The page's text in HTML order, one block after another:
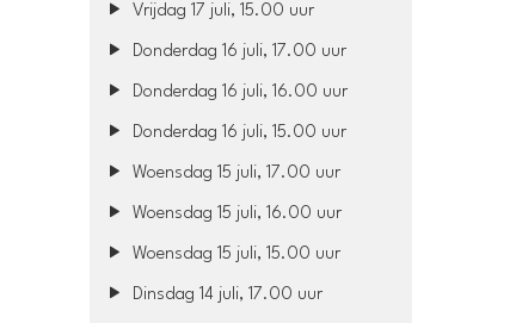
Vrijdag 17 juli, 15.00 uur
Donderdag 16 juli, 17.00 uur
Donderdag 16 juli, 16.00 uur
Donderdag 16 juli, 15.00 uur
Woensdag 15 juli, 17.00 uur
Woensdag 15 juli, 16.00 uur
Woensdag 15 juli, 15.00 uur
Dinsdag 14 juli, 17.00 uur